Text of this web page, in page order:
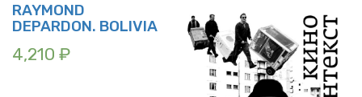
RAYMOND
DEPARDON. BOLIVIA
4,210 ₽